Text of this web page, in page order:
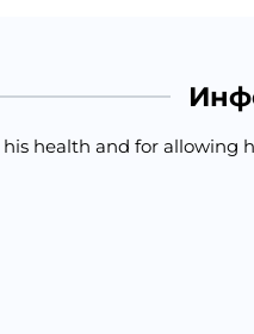
health and for